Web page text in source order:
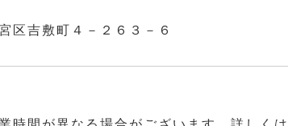
区吉敷町４－２６３－６